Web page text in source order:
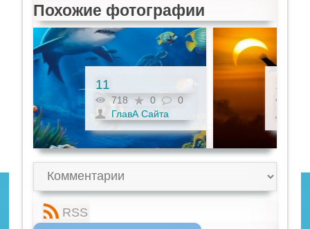
Похожие фотографии
11
718 0
0
ГлавА Сайта
12
RSS